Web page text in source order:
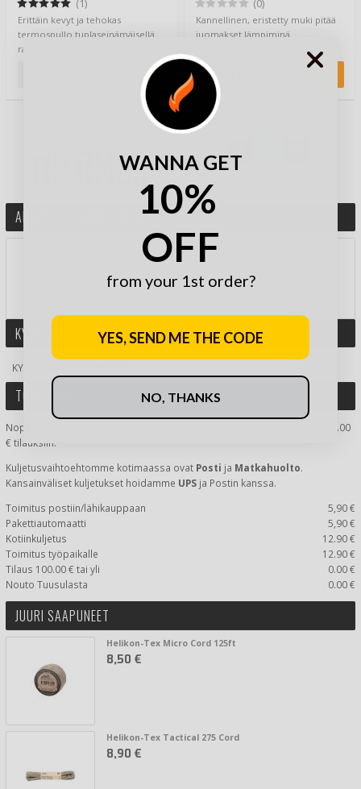
(1)
Erittäin kevyt ja tehokas
termospullo tuplaseinämäisellä
rakenteella ja laatuluokan
(0)
Kannellinen, eristetty muki pitää
juomakset lämpiminä
keleillä.Mikä makeint…
11,90 €
ARVOSTELE TÄMÄ TUOTE
ARVIOI TUOTE TÄHDILLÄ:
KYSY LISÄÄ TUOTTEESTA
KYSY LISÄÄ TUOTTEESTA
TOIMITUKSET
Nopeat 1-2 päivän toimitukset ja Ilmainen toimitus noutopisteelle yli 100.00
€ tilauksiin.
Kuljetusvaihtoehtomme kotimaassa ovat Posti ja Matkahuolto.
Kansainväliset kuljetukset hoidamme UPS ja Postin kanssa.
Toimitus postiin/lähikauppaan
5,90 €
Pakettiautomaatti
5,90 €
Kotiinkuljetus
12.90 €
Toimitus työpaikalle
12.90 €
Tilaus 100.00 € tai yli
0.00 €
Nouto Tuusulasta
0.00 €
JUURI SAAPUNEET
Helikon-Tex Micro Cord 125ft
8,50 €
Helikon-Tex Tactical 275 Cord
8,90 €
WANNA GET
10%
OFF
from your 1st order?
YES, SEND ME THE CODE
NO, THANKS